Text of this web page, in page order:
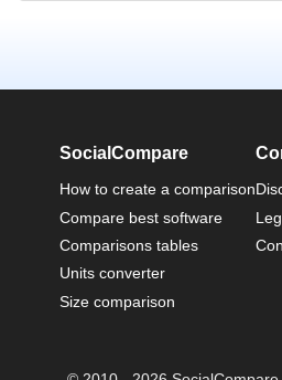
SocialCompare
How to create a comparison
Compare best software
Comparisons tables
Units converter
Size comparison